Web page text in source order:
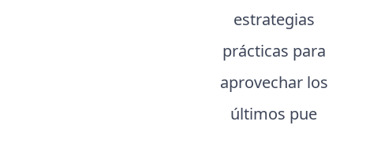
estrategias
prácticas para
aprovechar los
últimos pue